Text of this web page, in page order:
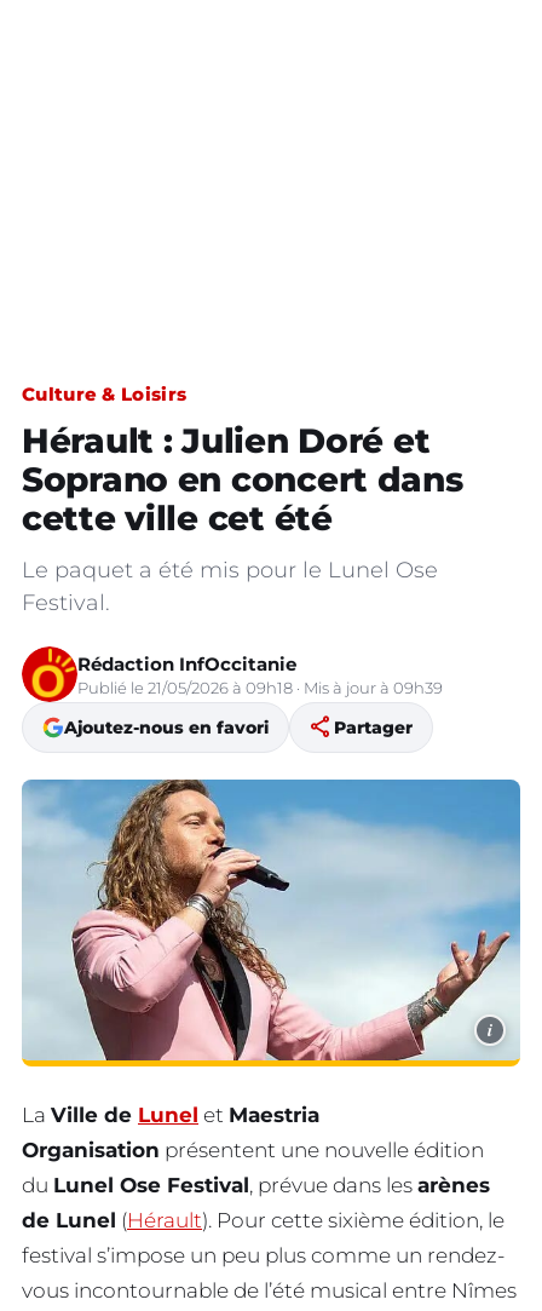
Culture & Loisirs
Hérault : Julien Doré et
Soprano en concert dans
cette ville cet été
Le paquet a été mis pour le Lunel Ose
Festival.
Rédaction InfOccitanie
Publié le 21/05/2026 à 09h18 · Mis à jour à 09h39
Ajoutez-nous en favori share Partager
i
La Ville de Lunel et Maestria
Organisation présentent une nouvelle édition
du Lunel Ose Festival, prévue dans les arènes
de Lunel (Hérault). Pour cette sixième édition, le
festival s’impose un peu plus comme un rendez-
vous incontournable de l’été musical entre Nîmes